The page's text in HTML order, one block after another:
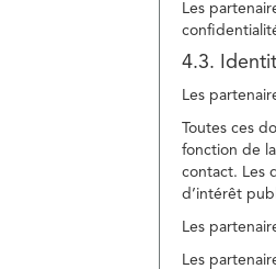
Les
4.3.
Les
Toutes ces
fonction de
contact. Les
d’intérêt
Les
Les